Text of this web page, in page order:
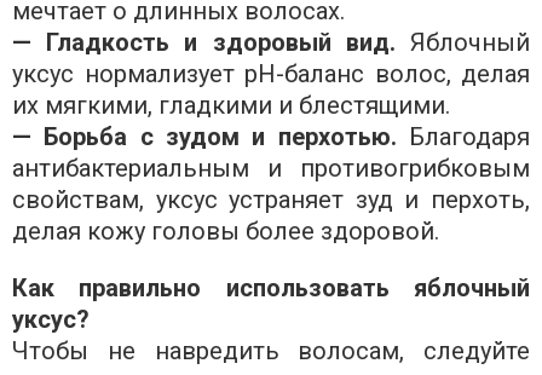
мечтает о длинных волосах.
— Гладкость и здоровый вид. Яблочный
уксус нормализует pH-баланс волос, делая
их мягкими, гладкими и блестящими.
— Борьба с зудом и перхотью. Благодаря
антибактериальным и противогрибковым
свойствам, уксус устраняет зуд и перхоть,
делая кожу головы более здоровой.
Как правильно использовать яблочный
уксус?
Чтобы не навредить волосам, следуйте